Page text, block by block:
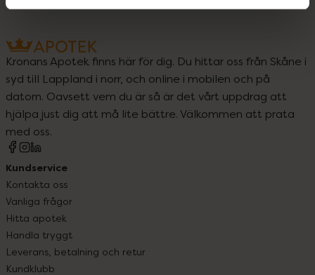
Kronans Apotek finns här för dig. Du hittar oss från Skåne i
syd till Lappland i norr, och online i mobilen och på
datorn. Oavsett vem du är så är det vårt uppdrag att
hjälpa just dig att må lite bättre. Välkommen att prata
med oss.
Kundservice
Kontakta oss
Vanliga frågor
Hitta apotek
Handla tryggt
Leverans, betalning och retur
Kundklubb